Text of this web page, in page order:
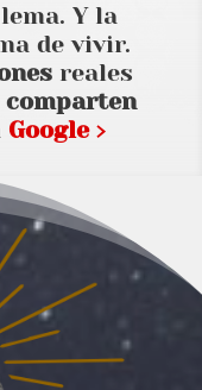
Y la
de vivir.
reales
comparten
Google ›